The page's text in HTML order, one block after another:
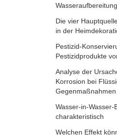
Die vier
in der
Pestizid-
Pestizidprodukte
Analyse der
Korrosion bei
Wasser-in-Wasser-
charakteristisch
Welchen Effekt